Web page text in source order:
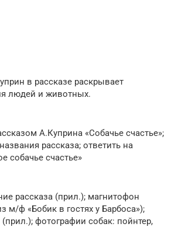
в рассказе раскрывает
людей и животных.
А.Куприна «Собачье счастье»;
рассказа; ответить на
собачье счастье»
рассказа (прил.); магнитофон
м/ф «Бобик в гостях у Барбоса»);
(прил.); фотографии собак: пойнтер,